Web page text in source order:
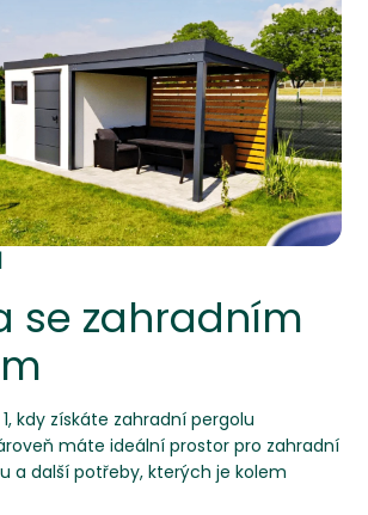
se zahradním
kdy získáte zahradní pergolu
máte ideální prostor pro zahradní
a další potřeby, kterých je kolem